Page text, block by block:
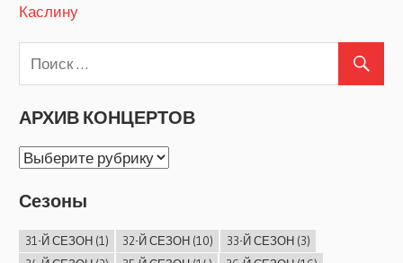
Каслину
АРХИВ КОНЦЕРТОВ
АРХИВ
Сезоны
31-Й СЕЗОН(1) 32-Й СЕЗОН(10) 33-Й СЕЗОН(3)